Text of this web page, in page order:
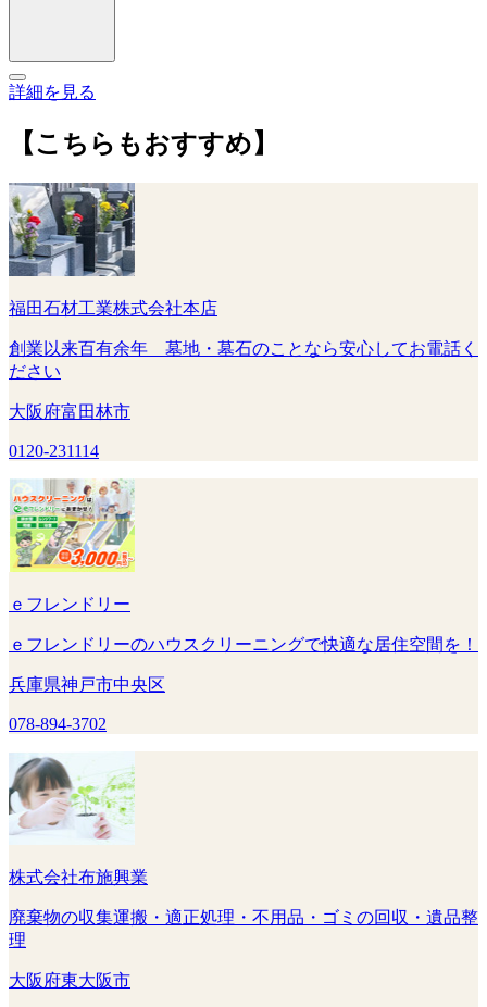
詳細を見る
【こちらもおすすめ】
福田石材工業株式会社本店
創業以来百有余年 墓地・墓石のことなら安心してお電話く
ださい
大阪府富田林市
0120-231114
ｅフレンドリー
ｅフレンドリーのハウスクリーニングで快適な居住空間を！
兵庫県神戸市中央区
078-894-3702
株式会社布施興業
廃棄物の収集運搬・適正処理・不用品・ゴミの回収・遺品整
理
大阪府東大阪市